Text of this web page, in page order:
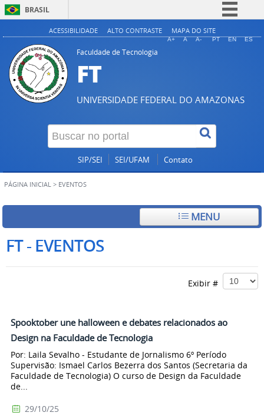
BRASIL
Simplifique!
Legislação
Canais
ACESSIBILIDADE ALTO CONTRASTE MAPA DO SITE
A+ A A- PT EN ES
Faculdade de Tecnologia
FT
UNIVERSIDADE FEDERAL DO AMAZONAS
SIP/SEI SEI/UFAM Contato
PÁGINA INICIAL > EVENTOS
MENU
FT - EVENTOS
Exibir #
Spooktober une halloween e debates relacionados ao
Design na Faculdade de Tecnologia
Por: Laila Sevalho - Estudante de Jornalismo 6º Período
Supervisão: Ismael Carlos Bezerra dos Santos (Secretaria da
Faculdade de Tecnologia) O curso de Design da Faculdade
de...
29/10/25